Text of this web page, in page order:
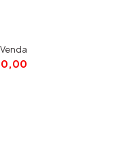
Venda